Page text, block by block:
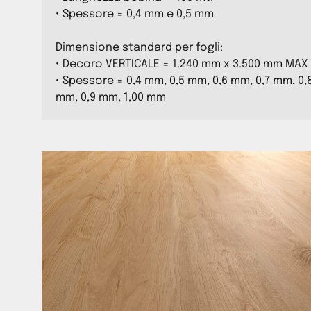
• Spessore = 0,4 mm e 0,5 mm
Dimensione standard per fogli:
• Decoro VERTICALE = 1.240 mm x 3.500 mm MAX
• Spessore = 0,4 mm, 0,5 mm, 0,6 mm, 0,7 mm,
mm, 0,9 mm, 1,00 mm